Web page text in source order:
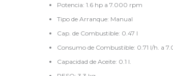
Potencia: 1.6 hp a 7.000 rpm
Tipo de Arranque: Manual
Cap. de Combustible: 0.47 l
Consumo de Combustible: 0.71 l/h. a
Capacidad de Aceite: 0.1 l.